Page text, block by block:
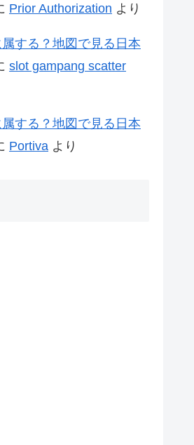
Prior Authorization より
する？地図で見る日本
slot gampang scatter
する？地図で見る日本
Portiva より